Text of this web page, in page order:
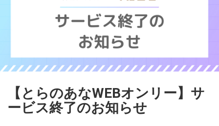
【とらのあなWEBオンリー】サ
ービス終了のお知らせ